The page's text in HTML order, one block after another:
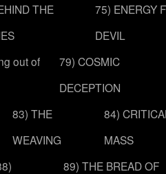
THE
75) ENERGY
DEVIL
out of
79) COSMIC
DECEPTION
83) THE
WEAVING
84)
MASS
89) THE BREAD OF